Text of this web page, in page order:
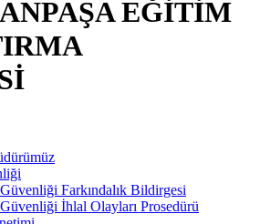
EĞİTİM
Farkındalık Bildirgesi
İhlal Olayları Prosedürü